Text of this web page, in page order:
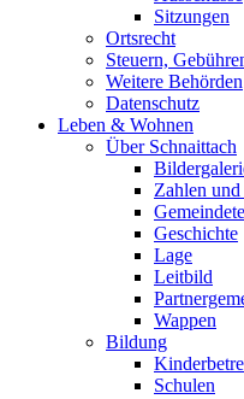
Sitzungen
Ortsrecht
Steuern,
Weitere Behörden
Datenschutz
Leben & Wohnen
Über Schnaittach
Zahlen
Geschichte
Lage
Leitbild
Wappen
Bildung
Schulen